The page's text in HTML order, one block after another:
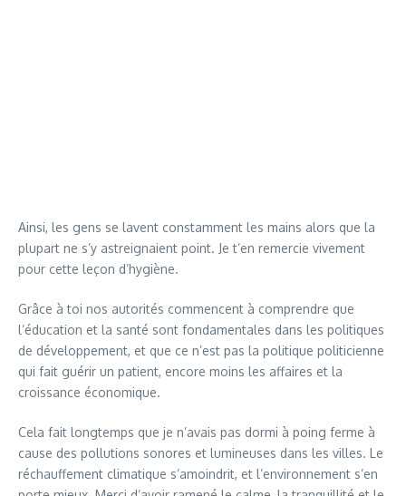
Ainsi, les gens se lavent constamment les mains alors que la
plupart ne s’y astreignaient point. Je t’en remercie vivement
pour cette leçon d’hygiène.
Grâce à toi nos autorités commencent à comprendre que
l’éducation et la santé sont fondamentales dans les politiques
de développement, et que ce n’est pas la politique politicienne
qui fait guérir un patient, encore moins les affaires et la
croissance économique.
Cela fait longtemps que je n’avais pas dormi à poing ferme à
cause des pollutions sonores et lumineuses dans les villes. Le
réchauffement climatique s’amoindrit, et l’environnement s’en